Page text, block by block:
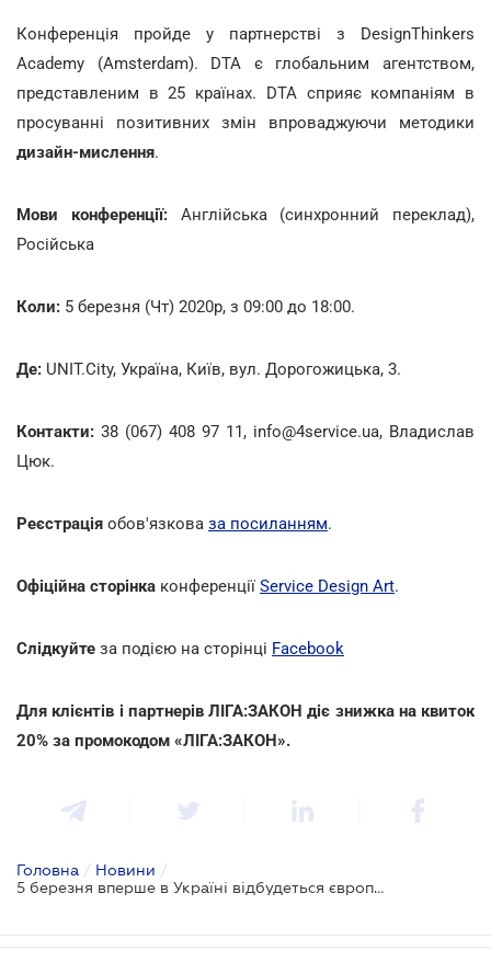
Конференція пройде у партнерстві з DesignThinkers
Academy (Amsterdam). DTA є глобальним агентством,
представленим в 25 країнах. DTA сприяє компаніям в
просуванні позитивних змін впроваджуючи методики
дизайн-мислення.
Мови конференції:Англійська (синхронний переклад),
Російська
Коли: 5 березня (Чт) 2020р, з 09:00 до 18:00.
Де: UNIT.City, Україна, Київ, вул. Дорогожицька, 3.
Контакти: 38 (067) 408 97 11, info@4service.ua, Владислав
Цюк.
Реєстрація обов'язкова за посиланням.
Офіційна сторінка конференції Service Design Art.
Слідкуйте за подією на сторінці Facebook
Для клієнтів і партнерів ЛІГА:ЗАКОН діє знижка на квиток
20% за промокодом «ЛІГА:ЗАКОН».
Головна / Новини /
5 березня вперше в Україні відбудеться європейська конференція Service Design Art